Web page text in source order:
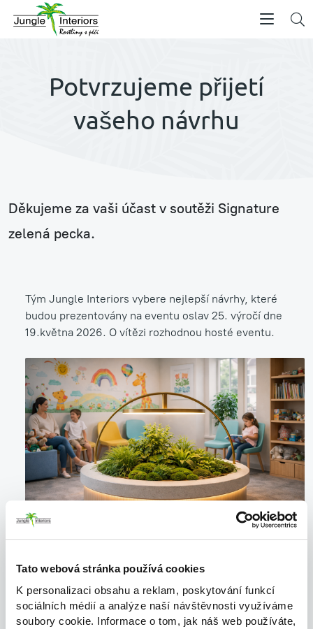
Tato webová stránka používá cookies
K personalizaci obsahu a reklam, poskytování funkcí
sociálních médií a analýze naší návštěvnosti využíváme
soubory cookie. Informace o tom, jak náš web používáte,
Potvrzujeme přijetí
vašeho návrhu
Děkujeme za vaši účast v soutěži Signature
zelená pecka.
Tým Jungle Interiors vybere nejlepší návrhy, které
budou prezentovány na eventu oslav 25. výročí dne
19.května 2026. O vítězi rozhodnou hosté eventu.